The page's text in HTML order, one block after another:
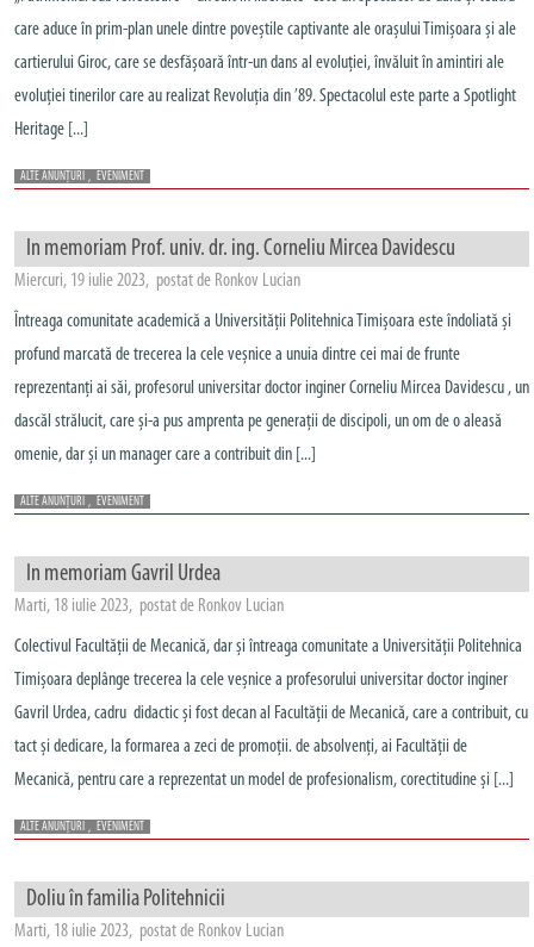
care aduce în prim-plan unele dintre poveștile captivante ale orașului Timișoara și ale
cartierului Giroc, care se desfășoară într-un dans al evoluției, învăluit în amintiri ale
evoluției tinerilor care au realizat Revoluția din ’89. Spectacolul este parte a Spotlight
Heritage [...]
ALTE ANUNȚURI , EVENIMENT
In memoriam Prof. univ. dr. ing. Corneliu Mircea Davidescu
Miercuri, 19 iulie 2023, postat de Ronkov Lucian
Întreaga comunitate academică a Universității Politehnica Timișoara este îndoliată și
profund marcată de trecerea la cele veșnice a unuia dintre cei mai de frunte
reprezentanți ai săi, profesorul universitar doctor inginer Corneliu Mircea Davidescu , un
dascăl strălucit, care și-a pus amprenta pe generații de discipoli, un om de o aleasă
omenie, dar și un manager care a contribuit din [...]
ALTE ANUNȚURI , EVENIMENT
In memoriam Gavril Urdea
Marti, 18 iulie 2023, postat de Ronkov Lucian
Colectivul Facultății de Mecanică, dar și întreaga comunitate a Universității Politehnica
Timișoara deplânge trecerea la cele veșnice a profesorului universitar doctor inginer
Gavril Urdea, cadru didactic și fost decan al Facultății de Mecanică, care a contribuit, cu
tact și dedicare, la formarea a zeci de promoții. de absolvenți, ai Facultății de
Mecanică, pentru care a reprezentat un model de profesionalism, corectitudine și [...]
ALTE ANUNȚURI , EVENIMENT
Doliu în familia Politehnicii
Marti, 18 iulie 2023, postat de Ronkov Lucian